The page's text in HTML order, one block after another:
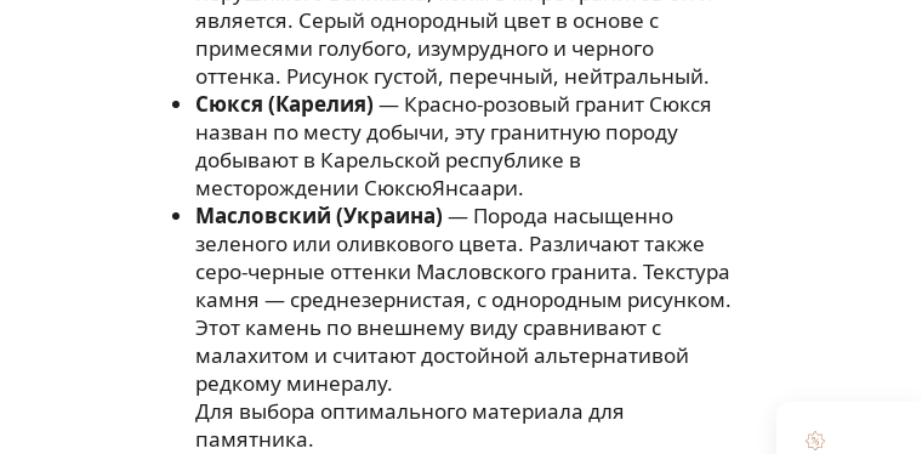
является. Серый однородный цвет в основе с
примесями голубого, изумрудного и черного
оттенка. Рисунок густой, перечный, нейтральный.
Сюкся (Карелия) — Красно-розовый гранит Сюкся
назван по месту добычи, эту гранитную породу
добывают в Карельской республике в
месторождении СюксюЯнсаари.
Масловский (Украина) — Порода насыщенно
зеленого или оливкового цвета. Различают также
серо-черные оттенки Масловского гранита. Текстура
камня — среднезернистая, с однородным рисунком.
Этот камень по внешнему виду сравнивают с
малахитом и считают достойной альтернативой
редкому минералу.
Для выбора оптимального материала для
памятника.